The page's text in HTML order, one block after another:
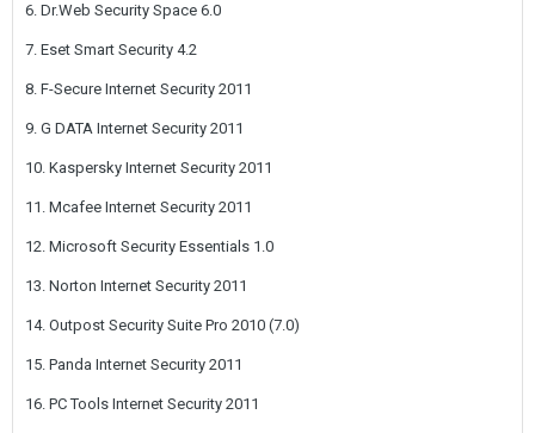
6. Dr.Web Security Space 6.0
7. Eset Smart Security 4.2
8. F-Secure Internet Security 2011
9. G DATA Internet Security 2011
10. Kaspersky Internet Security 2011
11. Mcafee Internet Security 2011
12. Microsoft Security Essentials 1.0
13. Norton Internet Security 2011
14. Outpost Security Suite Pro 2010 (7.0)
15. Panda Internet Security 2011
16. PC Tools Internet Security 2011